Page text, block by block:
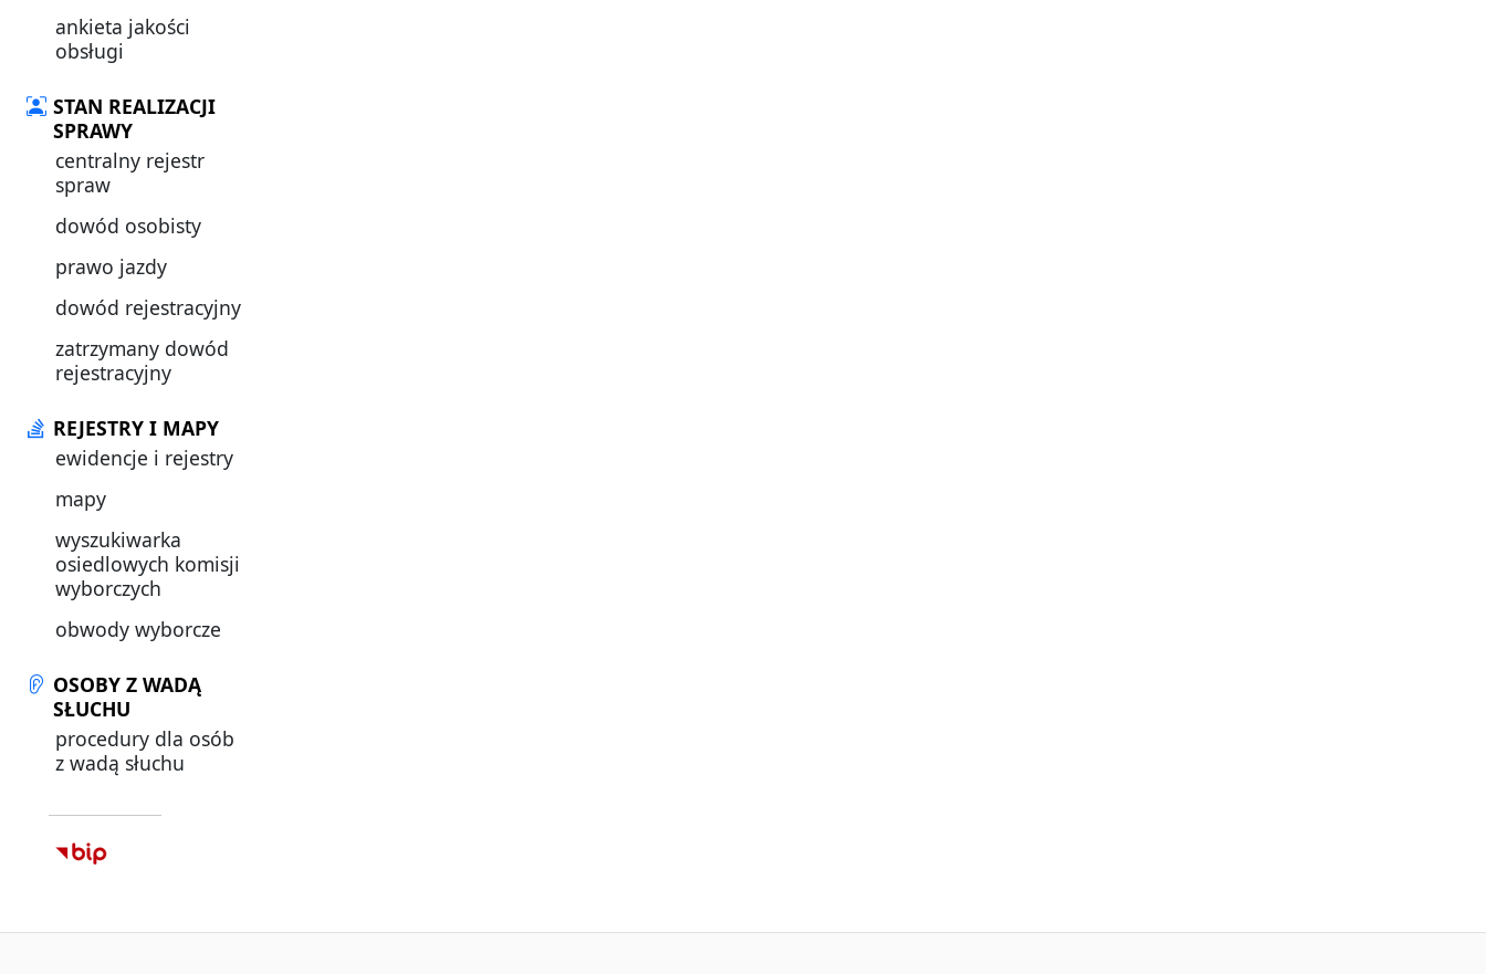
ankieta jakości
obsługi
STAN REALIZACJI
SPRAWY
centralny rejestr
spraw
dowód osobisty
prawo jazdy
dowód rejestracyjny
zatrzymany dowód
rejestracyjny
REJESTRY I MAPY
ewidencje i rejestry
mapy
wyszukiwarka
osiedlowych komisji
wyborczych
obwody wyborcze
OSOBY Z WADĄ
SŁUCHU
procedury dla osób
z wadą słuchu